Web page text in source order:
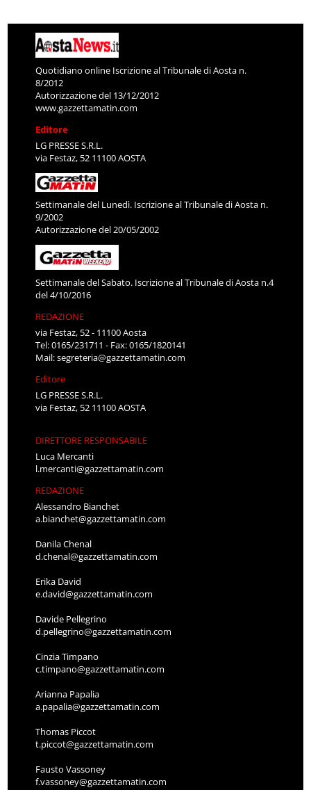
Quotidiano online Iscrizione al Tribunale di Aosta n.
8/2012
Autorizzazione del 13/12/2012
www.gazzettamatin.com
Editore
LG PRESSE S.R.L.
via Festaz, 52 11100 AOSTA
Settimanale del Lunedì. Iscrizione al Tribunale di Aosta n.
9/2002
Autorizzazione del 20/05/2002
Settimanale del Sabato. Iscrizione al Tribunale di Aosta n.4
del 4/10/2016
REDAZIONE
via Festaz, 52 - 11100 Aosta
Tel: 0165/231711 - Fax: 0165/1820141
Mail:segreteria@gazzettamatin.com
Editore
LG PRESSE S.R.L.
via Festaz, 52 11100 AOSTA
DIRETTORE RESPONSABILE
Luca Mercanti
l.mercanti@gazzettamatin.com
REDAZIONE
Alessandro Bianchet
a.bianchet@gazzettamatin.com
Danila Chenal
d.chenal@gazzettamatin.com
Erika David
e.david@gazzettamatin.com
Davide Pellegrino
d.pellegrino@gazzettamatin.com
Cinzia Timpano
c.timpano@gazzettamatin.com
Arianna Papalia
a.papalia@gazzettamatin.com
Thomas Piccot
t.piccot@gazzettamatin.com
Fausto Vassoney
f.vassoney@gazzettamatin.com